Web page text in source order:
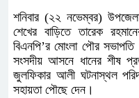
শনিবার (২২ নভেম্বর)
শেখের বাড়িতে তারেক
বিএনপি’র মোংলা পৌর
সংসদীয় আসনে ধানের শীষ
জুলফিকার আলী ঘটনাস্থল
সহায়তা পৌছে দেন।